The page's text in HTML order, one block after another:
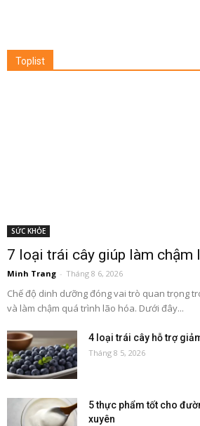
Toplist
SỨC KHỎE
7 loại trái cây giúp làm chậm
Minh Trang - Tháng 8 6, 2026
Chế độ dinh dưỡng đóng vai trò quan trọng
và làm chậm quá trình lão hóa. Dưới đây...
4 loại trái cây hỗ trợ
Tháng 8 5, 2026
5 thực phẩm tốt cho
xuyên